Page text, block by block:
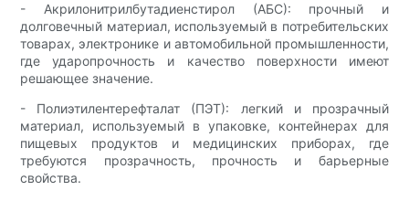
- Акрилонитрилбутадиенстирол (АБС): прочный и
долговечный материал, используемый в потребительских
товарах, электронике и автомобильной промышленности,
где ударопрочность и качество поверхности имеют
решающее значение.
- Полиэтилентерефталат (ПЭТ): легкий и прозрачный
материал, используемый в упаковке, контейнерах для
пищевых продуктов и медицинских приборах, где
требуются прозрачность, прочность и барьерные
свойства.